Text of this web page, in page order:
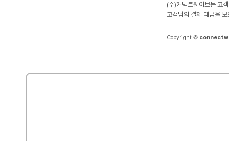
(주)커넥트웨이브는 고
고객님의 결제 대금을
Copyright ©